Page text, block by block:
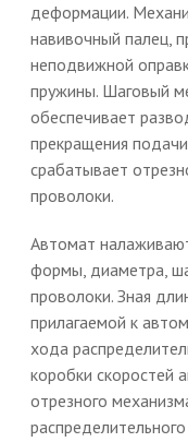
деформации.
навивочный палец,
неподвижной
пружины. Шаговый
обеспечивает
прекращения
срабатывает
проволоки.
Автомат
формы, диаметра,
проволоки. Зная
прилагаемой к
хода
коробки скоростей
отрезного